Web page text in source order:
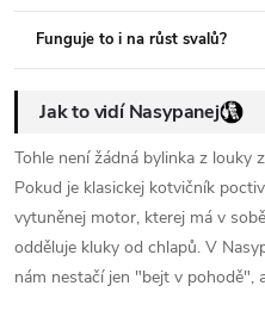
Funguje to i na růst svalů?
Jak to vidí Nasypanej
Tohle není žádná bylinka z louky
Pokud je klasickej kotvičník
vytuněnej motor, kterej má v
odděluje kluky od chlapů. V
nám nestačí jen "bejt v pohodě",